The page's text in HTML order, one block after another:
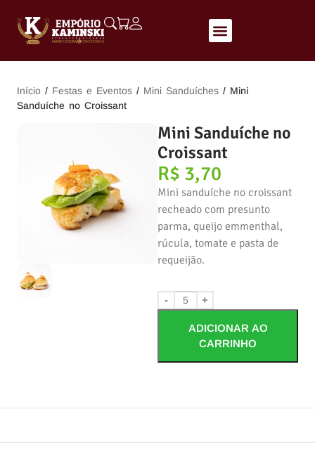
Início / Festas e Eventos / Mini Sanduíches / Mini
Sanduíche no Croissant
Mini Sanduíche no
Croissant
R$ 3,70
Mini sanduíche no croissant
recheado com presunto
parma, queijo emmenthal,
rúcula, tomate e pasta de
requeijão.
- +
ADICIONAR AO
CARRINHO